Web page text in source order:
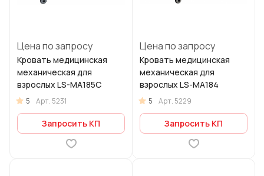
Цена по запросу
Кровать медицинская
механическая для
взрослых LS-MA185C
5 Арт. 5231
Запросить КП
Цена по запросу
Кровать медицинская
механическая для
взрослых LS-МА184
5 Арт. 5229
Запросить КП